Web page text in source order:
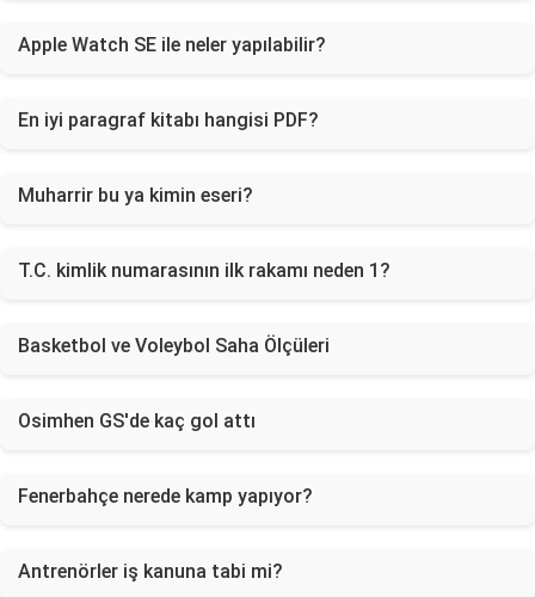
Apple Watch SE ile neler yapılabilir?
En iyi paragraf kitabı hangisi PDF?
Muharrir bu ya kimin eseri?
T.C. kimlik numarasının ilk rakamı neden 1?
Basketbol ve Voleybol Saha Ölçüleri
Osimhen GS'de kaç gol attı
Fenerbahçe nerede kamp yapıyor?
Antrenörler iş kanuna tabi mi?